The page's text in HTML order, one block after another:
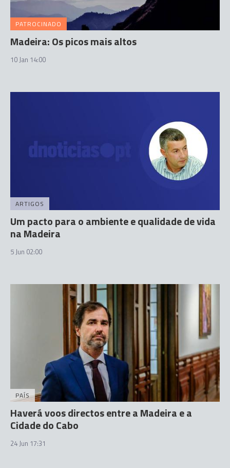
PATROCINADO
Madeira: Os picos mais altos
10 Jan 14:00
ARTIGOS
Um pacto para o ambiente e qualidade de vida
na Madeira
5 Jun 02:00
PAÍS
Haverá voos directos entre a Madeira e a
Cidade do Cabo
24 Jun 17:31